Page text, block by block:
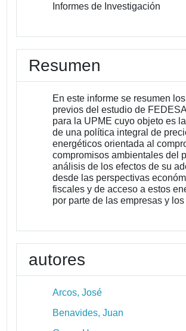
Informes de Investigación
Resumen
En este informe se resumen
previos del estudio de
para la UPME cuyo objeto es
de una política integral de
energéticos orientada al
compromisos ambientales del
análisis de los efectos de su
desde las perspectivas
fiscales y de acceso a estos
por parte de las empresas y
autores
Arcos, José
Benavides, Juan